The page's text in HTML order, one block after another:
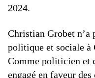
2024.
Christian Grobet n’a
politique et sociale à
Comme politicien et
engagé en faveur